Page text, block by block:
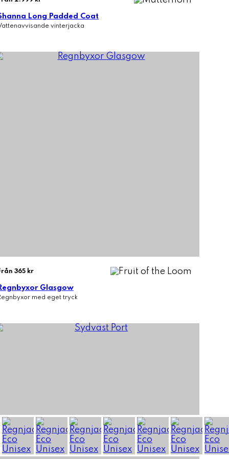
Long Padded Coat
vinterjacka
365 kr
Glasgow
med eget tryck